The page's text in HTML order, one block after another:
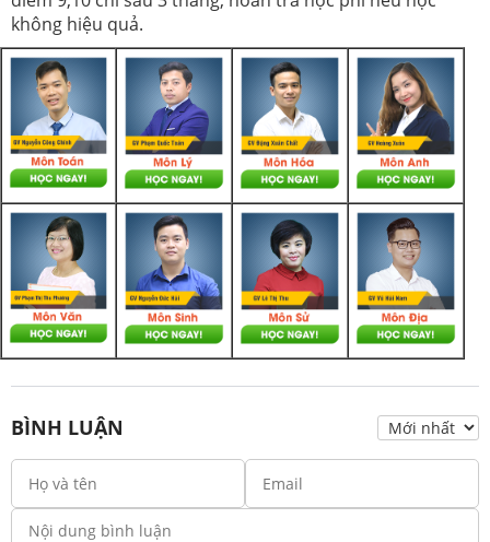
không hiệu quả.
BÌNH LUẬN